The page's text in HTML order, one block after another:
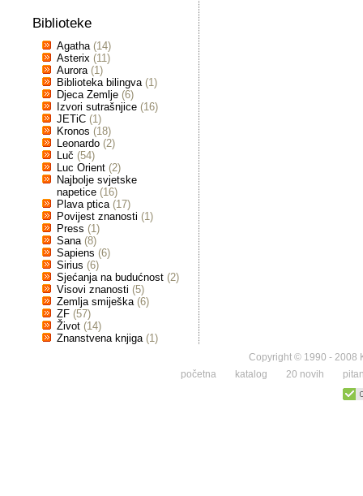
Biblioteke
Agatha (14)
Asterix (11)
Aurora (1)
Biblioteka bilingva (1)
Djeca Zemlje (6)
Izvori sutrašnjice (16)
JETiC (1)
Kronos (18)
Leonardo (2)
Luč (54)
Luc Orient (2)
Najbolje svjetske
napetice (16)
Plava ptica (17)
Povijest znanosti (1)
Press (1)
Sana (8)
Sapiens (6)
Sirius (6)
Sjećanja na budućnost (2)
Visovi znanosti (5)
Zemlja smiješka (6)
ZF (57)
Život (14)
Znanstvena knjiga (1)
Copyright © 1990 - 2008
početna
katalog 20 novih